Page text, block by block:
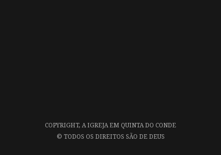
COPYRIGHT, A IGREJA EM QUINTA DO CONDE
© TODOS OS DIREITOS SÃO DE DEUS